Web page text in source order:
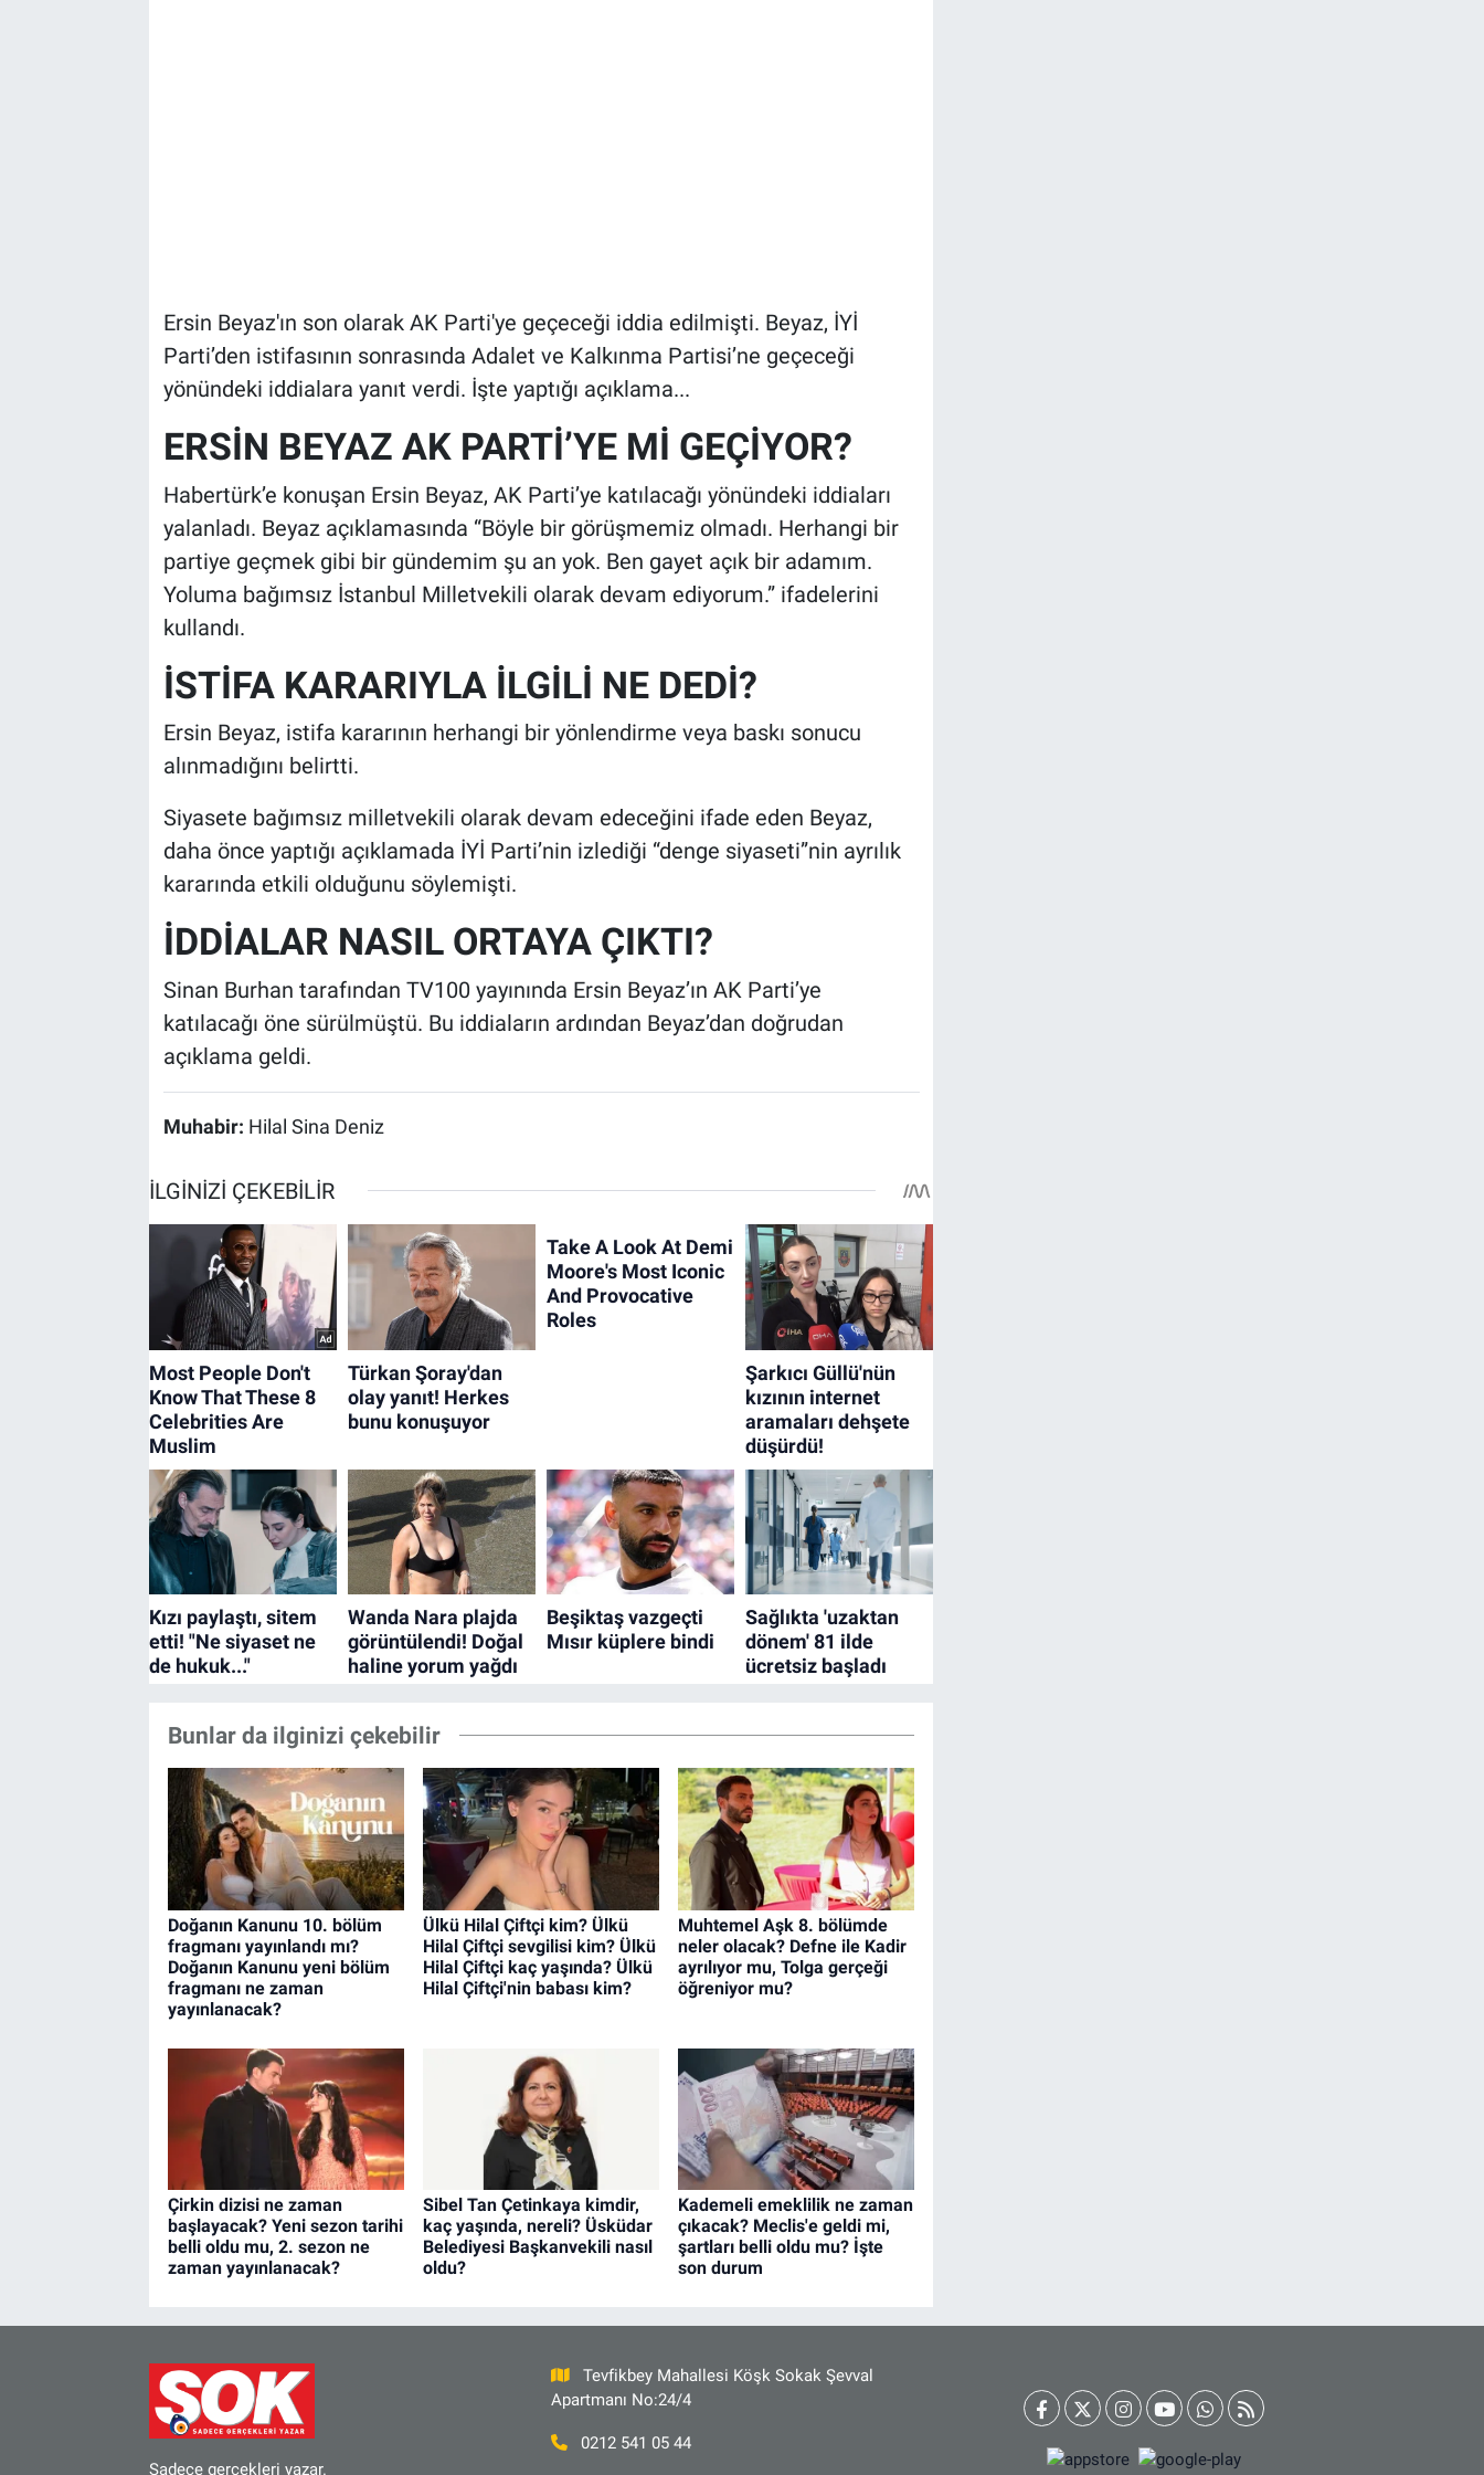
Ersin Beyaz'ın son olarak AK Parti'ye geçeceği iddia edilmişti. Beyaz, İYİ
Parti’den istifasının sonrasında Adalet ve Kalkınma Partisi’ne geçeceği
yönündeki iddialara yanıt verdi. İşte yaptığı açıklama...
ERSİN BEYAZ AK PARTİ’YE Mİ GEÇİYOR?
Habertürk’e konuşan Ersin Beyaz, AK Parti’ye katılacağı yönündeki iddiaları
yalanladı. Beyaz açıklamasında “Böyle bir görüşmemiz olmadı. Herhangi bir
partiye geçmek gibi bir gündemim şu an yok. Ben gayet açık bir adamım.
Yoluma bağımsız İstanbul Milletvekili olarak devam ediyorum.” ifadelerini
kullandı.
İSTİFA KARARIYLA İLGİLİ NE DEDİ?
Ersin Beyaz, istifa kararının herhangi bir yönlendirme veya baskı sonucu
alınmadığını belirtti.
Siyasete bağımsız milletvekili olarak devam edeceğini ifade eden Beyaz,
daha önce yaptığı açıklamada İYİ Parti’nin izlediği “denge siyaseti”nin ayrılık
kararında etkili olduğunu söylemişti.
İDDİALAR NASIL ORTAYA ÇIKTI?
Sinan Burhan tarafından TV100 yayınında Ersin Beyaz’ın AK Parti’ye
katılacağı öne sürülmüştü. Bu iddiaların ardından Beyaz’dan doğrudan
açıklama geldi.
Muhabir: Hilal Sina Deniz
Bunlar da ilginizi çekebilir
Doğanın Kanunu 10. bölüm
fragmanı yayınlandı mı?
Doğanın Kanunu yeni bölüm
fragmanı ne zaman
yayınlanacak?
Ülkü Hilal Çiftçi kim? Ülkü
Hilal Çiftçi sevgilisi kim? Ülkü
Hilal Çiftçi kaç yaşında? Ülkü
Hilal Çiftçi'nin babası kim?
Muhtemel Aşk 8. bölümde
neler olacak? Defne ile Kadir
ayrılıyor mu, Tolga gerçeği
öğreniyor mu?
Çirkin dizisi ne zaman
başlayacak? Yeni sezon tarihi
belli oldu mu, 2. sezon ne
zaman yayınlanacak?
Sibel Tan Çetinkaya kimdir,
kaç yaşında, nereli? Üsküdar
Belediyesi Başkanvekili nasıl
oldu?
Kademeli emeklilik ne zaman
çıkacak? Meclis'e geldi mi,
şartları belli oldu mu? İşte
son durum
Sadece gerçekleri yazar.
Tevfikbey Mahallesi Köşk Sokak Şevval
Apartmanı No:24/4
0212 541 05 44